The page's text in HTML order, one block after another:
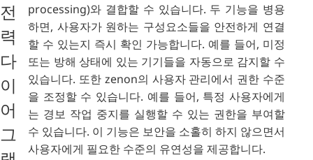
전
력
다
이
어
그
processing)와 결합할 수 있습니다. 두 기능을 병용
하면, 사용자가 원하는 구성요소들을 안전하게 연결
할 수 있는지 즉시 확인 가능합니다. 예를 들어, 미정
또는 방해 상태에 있는 기기들을 자동으로 감지할 수
있습니다. 또한 zenon의 사용자 관리에서 권한 수준
을 조정할 수 있습니다. 예를 들어, 특정 사용자에게
는 경보 작업 중지를 실행할 수 있는 권한을 부여할
수 있습니다. 이 기능은 보안을 소홀히 하지 않으면서
사용자에게 필요한 수준의 유연성을 제공합니다.